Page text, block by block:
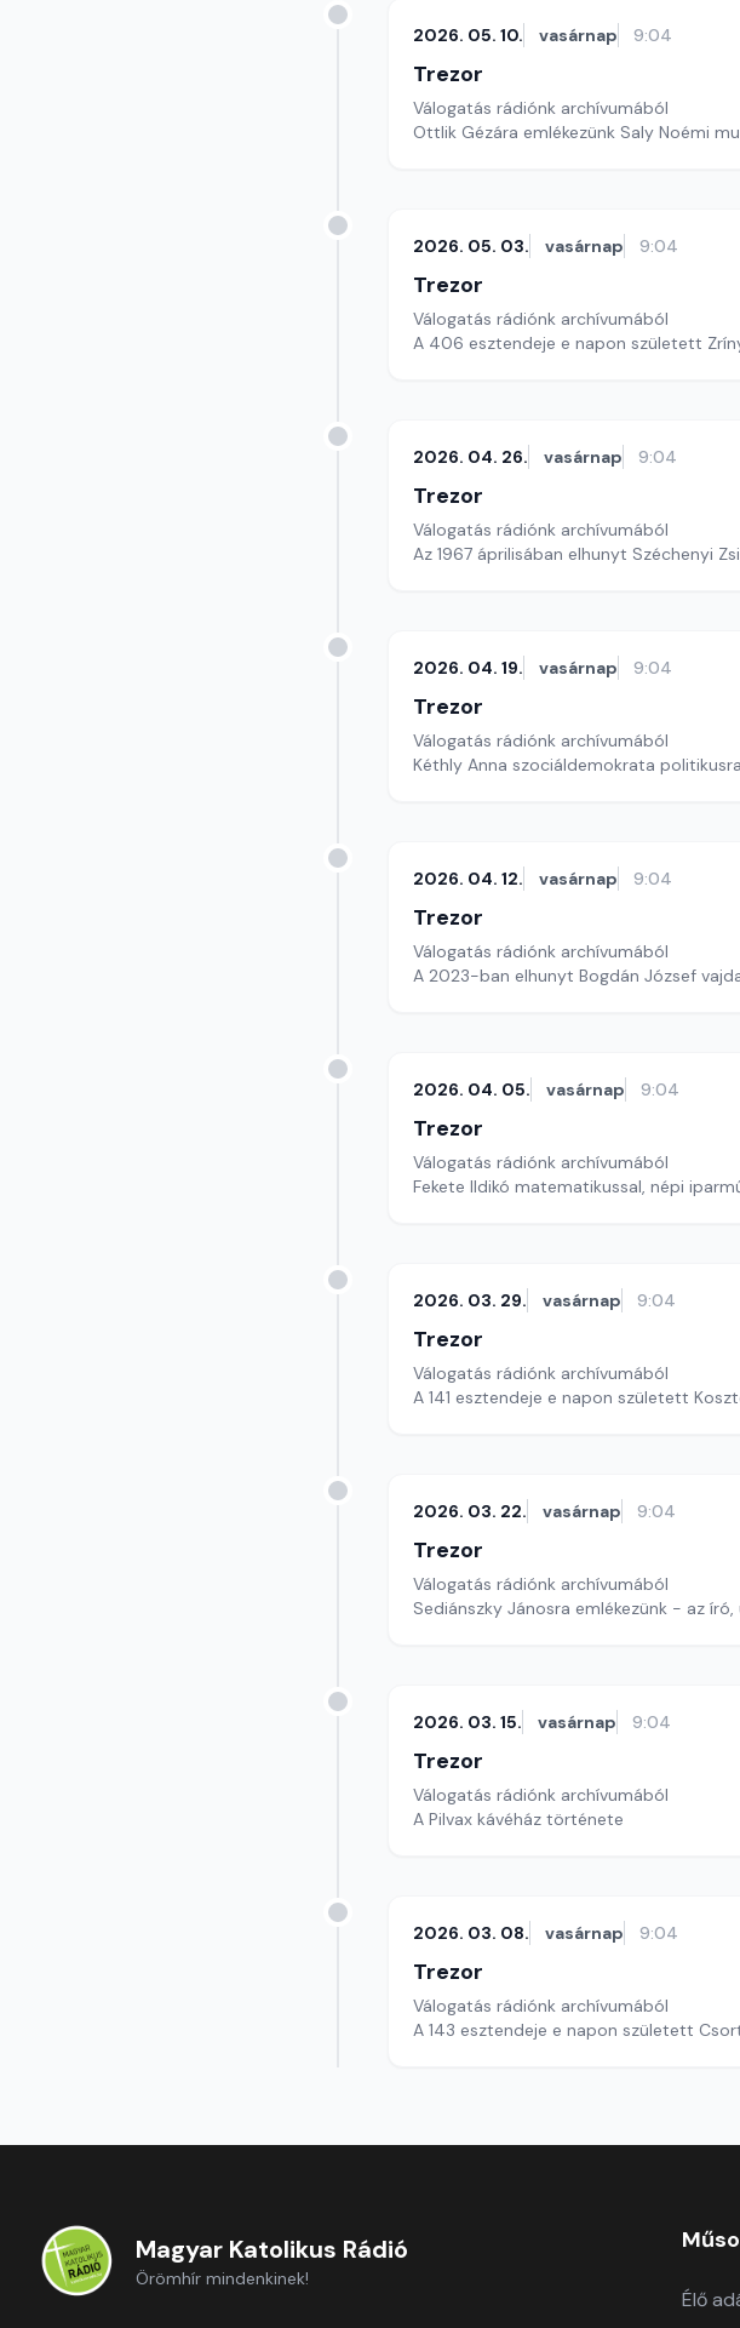
2026. 05. 10. vasárnap 9:04
Trezor
Válogatás rádiónk archívumából
Ottlik Gézára emlékezünk Saly Noémi
2026. 05. 03. vasárnap 9:04
Trezor
Válogatás rádiónk archívumából
A 406 esztendeje e napon született
2026. 04. 26. vasárnap 9:04
Trezor
Válogatás rádiónk archívumából
Az 1967 áprilisában elhunyt Széchenyi
2026. 04. 19. vasárnap 9:04
Trezor
Válogatás rádiónk archívumából
Kéthly Anna szociáldemokrata
2026. 04. 12. vasárnap 9:04
Trezor
Válogatás rádiónk archívumából
A 2023-ban elhunyt Bogdán József
2026. 04. 05. vasárnap 9:04
Trezor
Válogatás rádiónk archívumából
Fekete Ildikó matematikussal, népi
2026. 03. 29. vasárnap 9:04
Trezor
Válogatás rádiónk archívumából
A 141 esztendeje e napon született
2026. 03. 22. vasárnap 9:04
Trezor
Válogatás rádiónk archívumából
Sediánszky Jánosra emlékezünk - az
2026. 03. 15. vasárnap 9:04
Trezor
Válogatás rádiónk archívumából
A Pilvax kávéház története
2026. 03. 08. vasárnap 9:04
Trezor
Válogatás rádiónk archívumából
A 143 esztendeje e napon született
Magyar Katolikus Rádió
Örömhír mindenkinek!
Élő